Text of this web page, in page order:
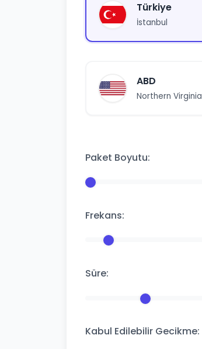
Türkiye
İstanbul
ABD
Northern Virginia
Paket Boyutu:
Frekans:
Süre:
Kabul Edilebilir Gecikme: